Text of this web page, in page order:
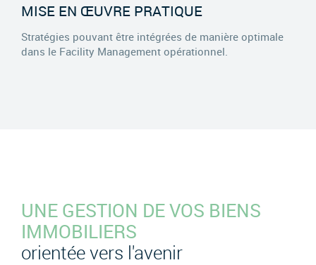
MISE EN ŒUVRE PRATIQUE
Stratégies pouvant être intégrées de manière optimale
dans le Facility Management opérationnel.
UNE GESTION DE VOS BIENS
IMMOBILIERS
orientée vers l'avenir